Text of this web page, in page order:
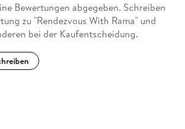
Bewertungen abgegeben. Schreiben
zu "Rendezvous With Rama" und
bei der Kaufentscheidung.